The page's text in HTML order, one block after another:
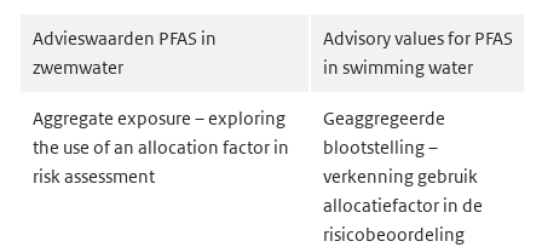
Advieswaarden PFAS in
zwemwater
Advisory values for PFAS
in swimming water
Aggregate exposure – exploring
the use of an allocation factor in
risk assessment
Geaggregeerde
blootstelling –
verkenning gebruik
allocatiefactor in de
risicobeoordeling